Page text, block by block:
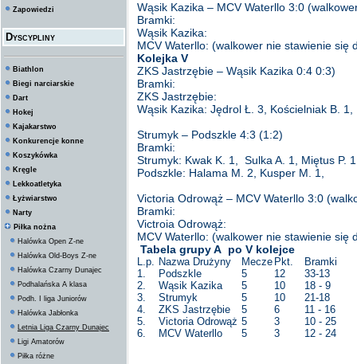
Zapowiedzi
Dyscypliny
Biathlon
Biegi narciarskie
Dart
Hokej
Kajakarstwo
Konkurencje konne
Koszykówka
Kręgle
Lekkoatletyka
Łyżwiarstwo
Narty
Piłka nożna
Halówka Open Z-ne
Halówka Old-Boys Z-ne
Halówka Czarny Dunajec
Podhalańska A klasa
Podh. I liga Juniorów
Halówka Jabłonka
Letnia Liga Czarny Dunajec
Ligi Amatorów
Piłka różne
Wąsik Kazika – MCV Waterllo 3:0
Bramki:
Wąsik Kazika:
MCV Waterllo: (walkower nie stawienie się
Kolejka V
ZKS Jastrzębie – Wąsik Kazika 0:4 0:3)
Bramki:
ZKS Jastrzębie:
Wąsik Kazika: Jędrol Ł. 3, Kościelniak B. 1,
Strumyk – Podszkle 4:3 (1:2)
Bramki:
Strumyk: Kwak K. 1, Sulka A. 1, Miętus P.
Podszkle: Halama M. 2, Kusper M. 1,
Victoria Odrowąż – MCV Waterllo 3:0
Bramki:
Victroia Odrowąż:
MCV Waterllo: (walkower nie stawienie się
Tabela grupy A po V kolejce
L.p. Nazwa Drużyny Mecze Pkt.
Bramki
1.
Podszkle 5 12
33-13
2.
Wąsik Kazika 5 10
18 - 9
3.
Strumyk 5 10
21-18
4.
ZKS Jastrzębie 5 6
11 - 16
5.
Victoria Odrowąż 5 3
10 - 25
6.
MCV Waterllo 5 3 12 - 24